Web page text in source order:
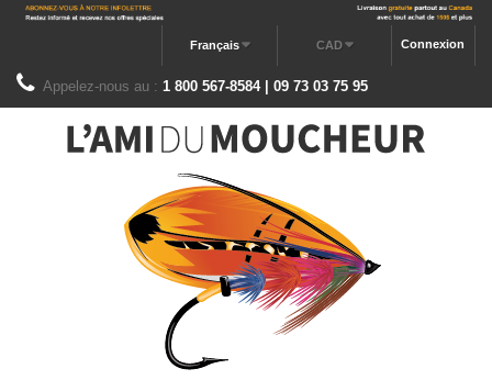
Connexion
CAD
Français
Appelez-nous au : 1 800 567-8584 | 09 73 03 75 95